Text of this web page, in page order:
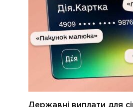
Державні виплати для